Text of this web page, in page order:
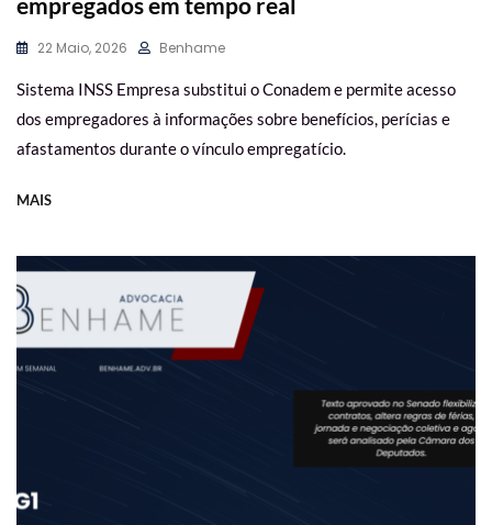
22 Maio, 2026 Benhame
Sistema INSS Empresa substitui o Conadem e permite acesso
dos empregadores à informações sobre benefícios, perícias e
afastamentos durante o vínculo empregatício.
MAIS